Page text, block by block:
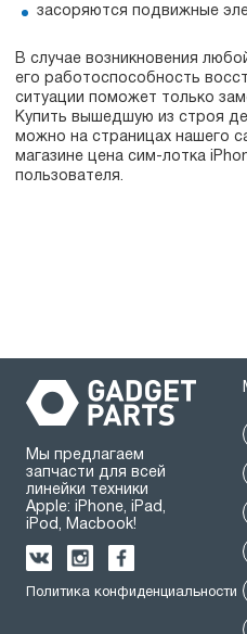
засоряются подвижные
В случае возникновения
его работоспособность
ситуации поможет только
Купить вышедшую из строя
можно на страницах нашего
магазине цена сим-лотка
пользователя.
Мы предлагаем
запчасти для всей
линейки техники
Apple: iPhone, iPad,
iPod, Macbook!
Политика конфиденциальности